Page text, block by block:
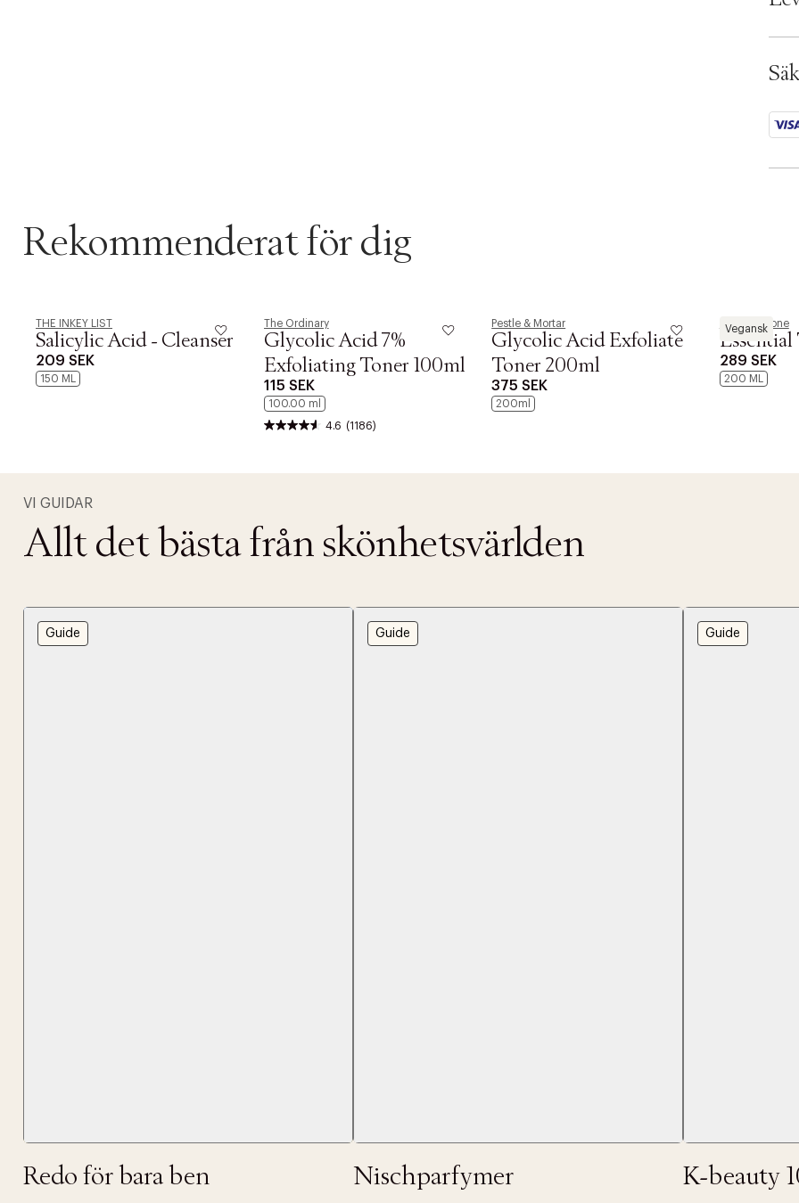
Rekommenderat för dig
THE INKEY LIST
Salicylic Acid - Cleanser
209 SEK
150 ML
The Ordinary
Glycolic Acid 7%
Exfoliating Toner 100ml
115 SEK
100.00 ml
4.6 (1186)
Pestle & Mortar
Glycolic Acid Exfoliate
Toner 200ml
375 SEK
200ml
Vegansk
Comfort Zone
Essential
289 SEK
200 ML
VI GUIDAR
Allt det bästa från skönhetsvärlden
Guide
Redo för bara ben
Guide
Nischparfymer
Guide
K-beauty